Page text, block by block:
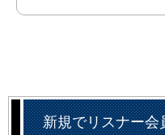
新規でリスナー